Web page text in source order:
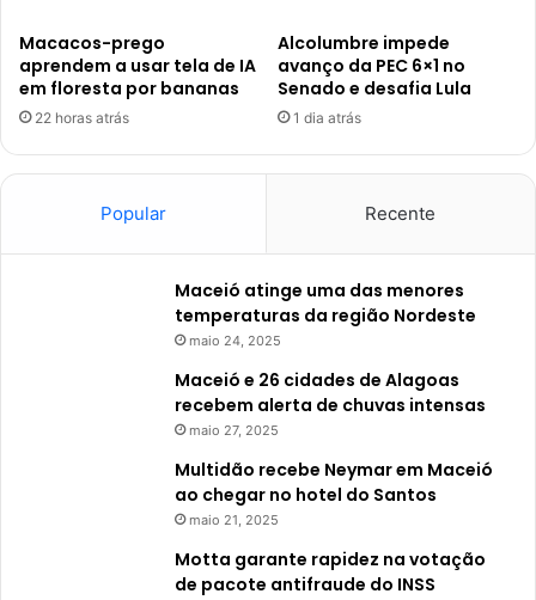
Macacos-prego
aprendem a usar tela de IA
em floresta por bananas
22 horas atrás
Alcolumbre impede
avanço da PEC 6×1 no
Senado e desafia Lula
1 dia atrás
Popular Recente
Maceió atinge uma das menores
temperaturas da região Nordeste
maio 24, 2025
Maceió e 26 cidades de Alagoas
recebem alerta de chuvas intensas
maio 27, 2025
Multidão recebe Neymar em Maceió
ao chegar no hotel do Santos
maio 21, 2025
Motta garante rapidez na votação
de pacote antifraude do INSS